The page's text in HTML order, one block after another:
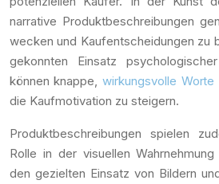
narrative Produktbeschreibungen
wecken und Kaufentscheidungen zu
gekonnten Einsatz
können knappe, wirkungsvolle
die Kaufmotivation zu steigern.
Produktbeschreibungen spielen
Rolle in der visuellen
den gezielten Einsatz von Bildern